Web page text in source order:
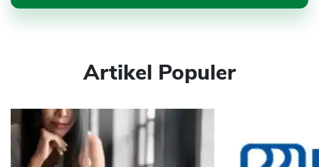
Artikel Populer